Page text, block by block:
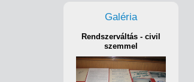
Galéria
Rendszerváltás - civil
szemmel